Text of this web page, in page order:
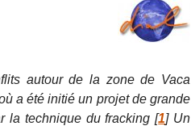
autour de la zone de Vaca
a été initié un projet de grande
la technique du fracking [1]Un